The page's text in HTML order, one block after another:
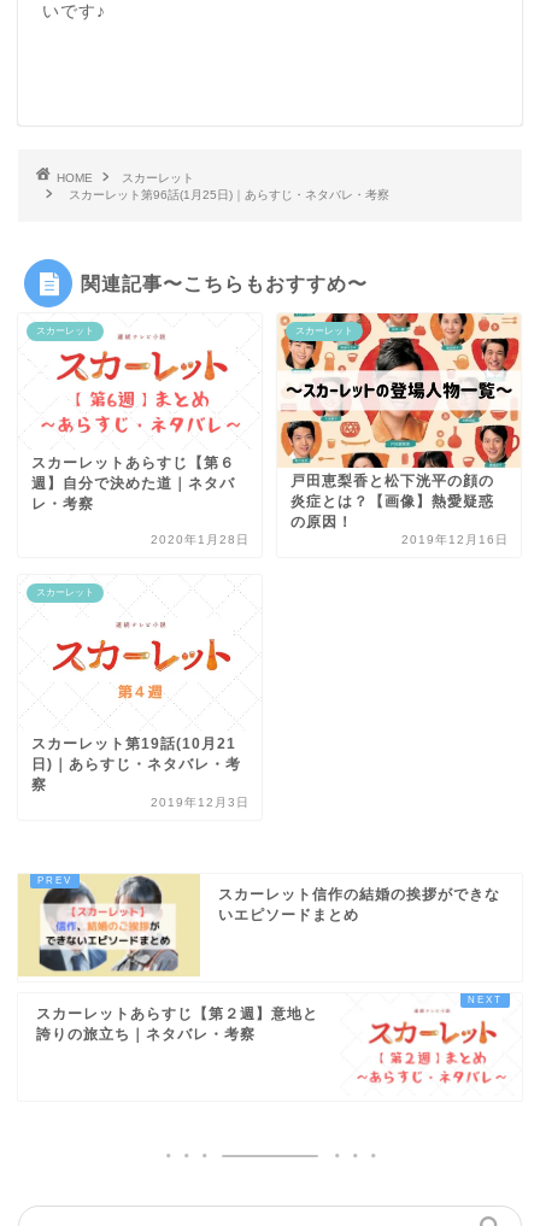
いです♪
HOME
スカーレット
スカーレット第96話(1月25日)｜あらすじ・ネタバレ・考察
関連記事〜こちらもおすすめ〜
スカーレット
スカーレットあらすじ【第６
週】自分で決めた道｜ネタバ
レ・考察
2020年1月28日
スカーレット
戸田恵梨香と松下洸平の顔の
炎症とは？【画像】熱愛疑惑
の原因！
2019年12月16日
スカーレット
スカーレット第19話(10月21
日)｜あらすじ・ネタバレ・考
察
2019年12月3日
スカーレット信作の結婚の挨拶ができな
いエピソードまとめ
スカーレットあらすじ【第２週】意地と
誇りの旅立ち｜ネタバレ・考察